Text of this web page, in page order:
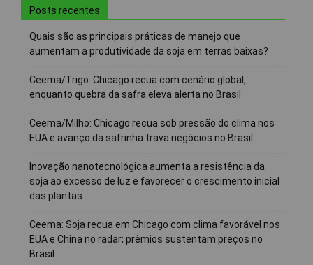
Posts recentes
Quais são as principais práticas de manejo que
aumentam a produtividade da soja em terras baixas?
Ceema/Trigo: Chicago recua com cenário global,
enquanto quebra da safra eleva alerta no Brasil
Ceema/Milho: Chicago recua sob pressão do clima nos
EUA e avanço da safrinha trava negócios no Brasil
Inovação nanotecnológica aumenta a resistência da
soja ao excesso de luz e favorecer o crescimento inicial
das plantas
Ceema: Soja recua em Chicago com clima favorável nos
EUA e China no radar; prêmios sustentam preços no
Brasil